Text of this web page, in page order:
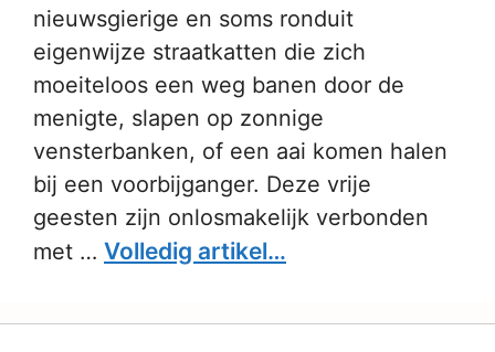
nieuwsgierige en soms ronduit
eigenwijze straatkatten die zich
moeiteloos een weg banen door de
menigte, slapen op zonnige
vensterbanken, of een aai komen halen
bij een voorbijganger. Deze vrije
geesten zijn onlosmakelijk verbonden
met … Volledig artikel…